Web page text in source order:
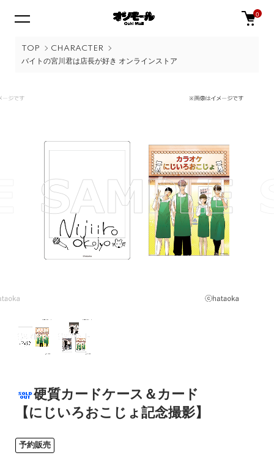
0
TOP
CHARACTER
バイトの宮川君は店長が好き オンラインストア
硬質カードケース＆カード
【にじいろおこじょ記念撮影】
予約販売